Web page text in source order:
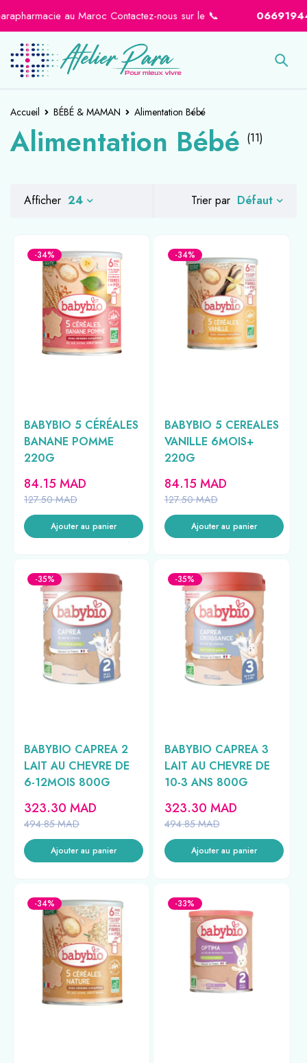
au Maroc Contactez-nous sur le 📞 0669194441-
Accueil BÉBÉ & MAMAN Alimentation Bébé
Alimentation Bébé (11)
Trier par Défaut
Afficher 24
-34%
BABYBIO 5 CÉRÉALES
BANANE POMME
220G
127.50MAD
84.15 MAD
Ajouter au panier
-34%
BABYBIO 5 CEREALES
VANILLE 6MOIS+
220G
127.50MAD
84.15 MAD
Ajouter au panier
-35%
BABYBIO CAPREA 2
LAIT AU CHEVRE DE
6-12MOIS 800G
494.85MAD
323.30 MAD
Ajouter au panier
-35%
BABYBIO CAPREA 3
LAIT AU CHEVRE DE
10-3 ANS 800G
494.85MAD
323.30 MAD
Ajouter au panier
-34% -33%